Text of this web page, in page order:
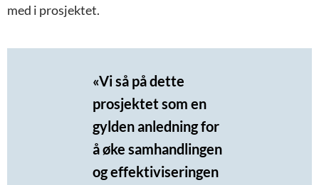
med i prosjektet.
«Vi så på dette
prosjektet som en
gylden anledning for
å øke samhandlingen
og effektiviseringen